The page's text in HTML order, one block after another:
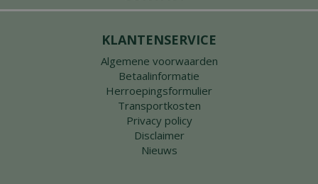
KLANTENSERVICE
Algemene voorwaarden
Betaalinformatie
Herroepingsformulier
Transportkosten
Privacy policy
Disclaimer
Nieuws